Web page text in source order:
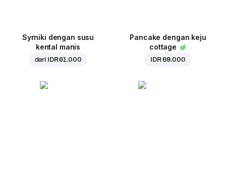
Syrniki dengan susu
kental manis
dari IDR 61.000
Pancake dengan keju
cottage
IDR 69.000